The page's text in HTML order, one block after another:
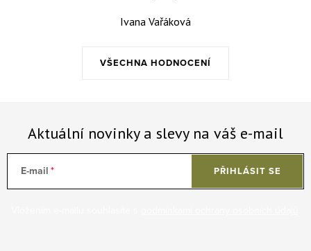
VŠECHNA HODNOCENÍ
Ivana Vařáková
Aktuální novinky a slevy na váš e-mail
E-mail PŘIHLÁSIT SE